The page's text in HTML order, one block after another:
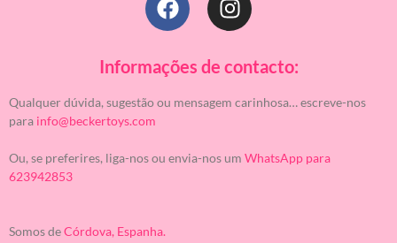
Informações de contacto:
Qualquer dúvida, sugestão ou mensagem carinhosa… escreve-nos
para info@beckertoys.com
Ou, se preferires, liga-nos ou envia-nos um WhatsApp para
623942853
Somos deCórdova, Espanha.